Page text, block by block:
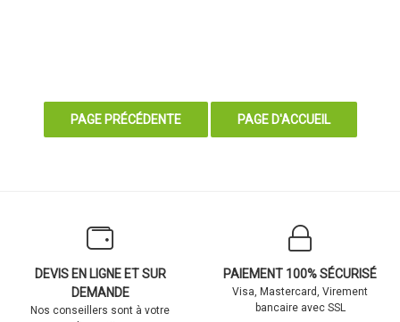
DEVIS EN LIGNE ET SUR
DEMANDE
Nos conseillers sont à votre
PAIEMENT 100% SÉCURISÉ
Visa, Mastercard, Virement
bancaire avec SSL